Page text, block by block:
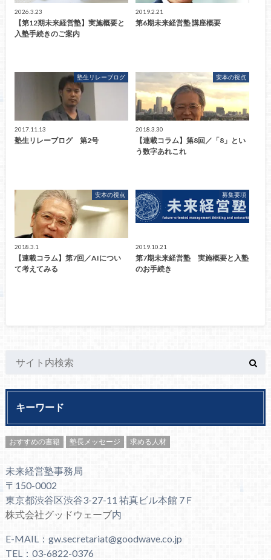
2026.3.23
【第12期未来経営塾】実施概要と
入塾手続きのご案内
2019.2.21
第6期未来経営塾 講座概要
塾生リレーブログ
2017.11.13
塾生リレーブログ 第2号
安本の視点
2018.3.30
【連載コラム】第8回／「8」とい
う数字あれこれ
安本の視点
2018.3.1
【連載コラム】第7回／AIについ
て考えてみる
募集要項
2019.10.21
第7期未来経営塾 実施概要と入塾
のお手続き
キーワード
おすすめの書籍 塾長メッセージ 求める人材
未来経営塾事務局
〒150-0002
東京都渋谷区渋谷3-27-11 祐真ビル本館 7Ｆ
株式会社グッドウェーブ内
E-MAIL：gw.secretariat@goodwave.co.jp
TEL：03-6822-0376